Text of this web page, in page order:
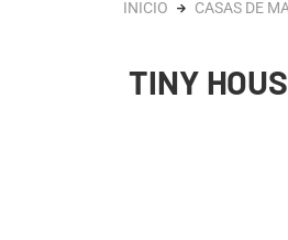
INICIO CASAS DE
TINY